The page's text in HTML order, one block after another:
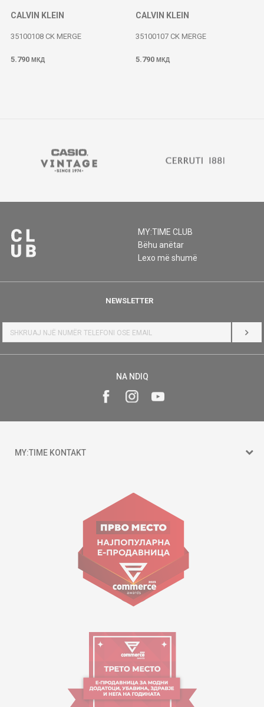
CALVIN KLEIN
35100108 CK MERGE
5.790 МКД
CALVIN KLEIN
35100107 CK MERGE
5.790 МКД
MY:TIME CLUB
Bëhu anëtar
Lexo më shumë
NEWSLETTER
HYR
NA NDIQ
MY:TIME KONTAKT
Goce Nikolovski 74 Shkup
contact@mytime.mk
Orari i punës:
09:00 - 17:00